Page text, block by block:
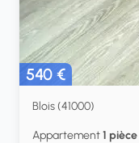
540 €
Blois (41000)
Appartement1 pièce